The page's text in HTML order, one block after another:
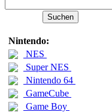
Nintendo:
NES
Super NES
Nintendo 64
GameCube
Game Boy